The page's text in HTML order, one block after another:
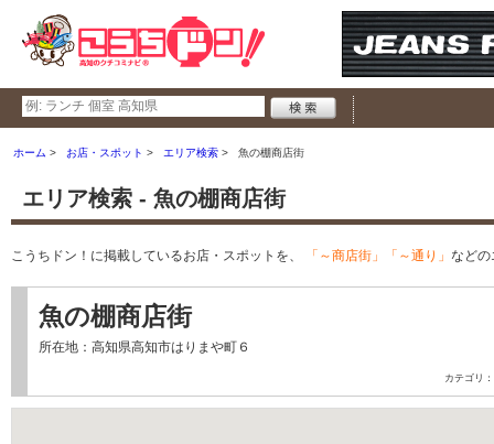
ホーム お店・スポット エリア検索 魚の棚商店街
エリア検索 - 魚の棚商店街
こうちドン！に掲載しているお店・スポットを、 「～商店街」「～通り」 などの
魚の棚商店街
所在地：高知県高知市はりまや町６
カテゴリ：